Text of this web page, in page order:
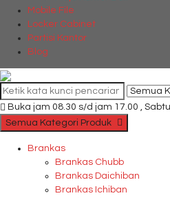
Mobile File
Locker Cabinet
Partisi Kantor
Blog
Buka jam 08.30 s/d jam 17.00 ,
Semua Kategori Produk
Brankas
Brankas Chubb
Brankas Daichiban
Brankas Ichiban